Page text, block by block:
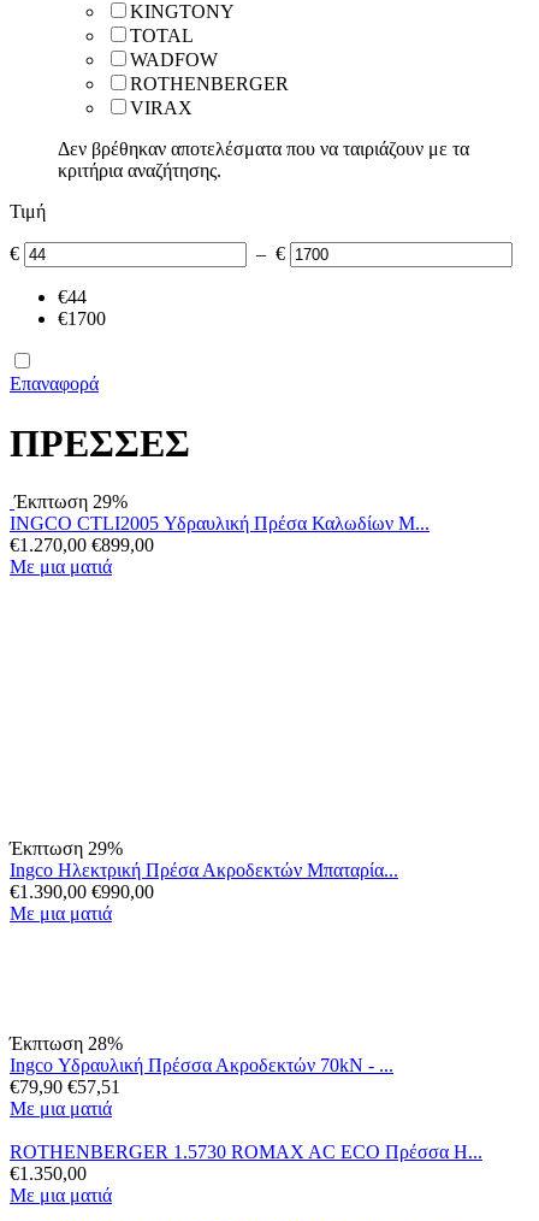
KINGTONY
TOTAL
WADFOW
ROTHENBERGER
VIRAX
Δεν βρέθηκαν αποτελέσματα που να ταιριάζουν με τα
κριτήρια αναζήτησης.
Τιμή
€ – €
‎€44
‎€1700
Επαναφορά
ΠΡΕΣΣΕΣ
Έκπτωση 29%
INGCO CTLI2005 Υδραυλική Πρέσα Καλωδίων Μ...
€1.270,00 €899,00
Με μια ματιά
Έκπτωση 29%
Ingco Ηλεκτρική Πρέσα Ακροδεκτών Μπαταρία...
€1.390,00 €990,00
Με μια ματιά
Έκπτωση 28%
Ingco Υδραυλική Πρέσσα Ακροδεκτών 70kN - ...
€79,90 €57,51
Με μια ματιά
ROTHENBERGER 1.5730 ROMAX AC ECO Πρέσσα Η...
€1.350,00
Με μια ματιά